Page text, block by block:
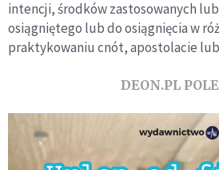
intencji, środków zastosowanych
osiągniętego lub do osiągnięcia w
praktykowaniu cnót, apostolacie
DEON.PL